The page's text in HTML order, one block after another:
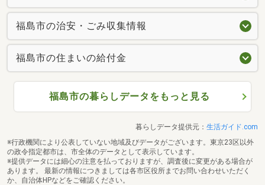
福島市の治安・ごみ収集情報
福島市の住まいの給付金
福島市の暮らしデータをもっと見る
暮らしデータ提供元： 生活ガイド.com
※行政機関により公表していない地域及びデータがございます。東京23区以外
の政令指定都市は、市全体のデータとして表示しています。
※提供データには細心の注意を払っておりますが、調査後に変更がある場合が
あります。 最新の情報につきましては各市区役所までお問い合わせいただく
か、自治体HPなどをご確認ください。